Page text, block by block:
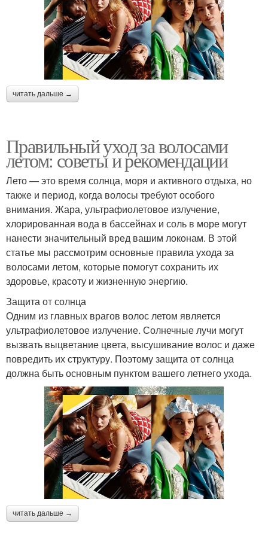
читать дальше →
Правильный уход за волосами
летом: советы и рекомендации
Лето — это время солнца, моря и активного отдыха, но
также и период, когда волосы требуют особого
внимания. Жара, ультрафиолетовое излучение,
хлорированная вода в бассейнах и соль в море могут
нанести значительный вред вашим локонам. В этой
статье мы рассмотрим основные правила ухода за
волосами летом, которые помогут сохранить их
здоровье, красоту и жизненную энергию.
Защита от солнца
Одним из главных врагов волос летом является
ультрафиолетовое излучение. Солнечные лучи могут
вызвать выцветание цвета, высушивание волос и даже
повредить их структуру. Поэтому защита от солнца
должна быть основным пунктом вашего летнего ухода.
читать дальше →